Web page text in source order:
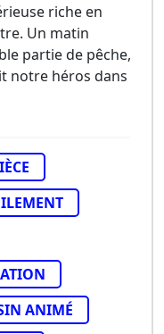
riche en
Un matin
partie de pêche,
notre héros dans
ANIMÉ